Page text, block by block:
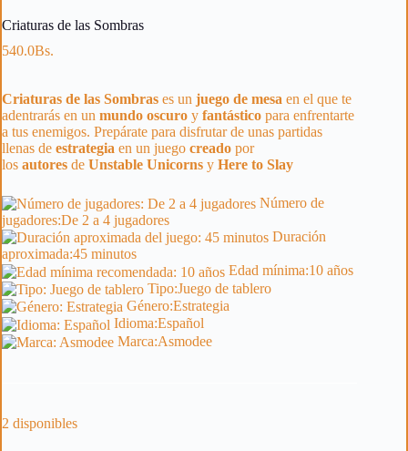
Criaturas de las Sombras
540.0Bs.
Criaturas de las Sombras es un juego de mesa en el que te
adentrarás en un mundo oscuro y fantástico para enfrentarte
a tus enemigos. Prepárate para disfrutar de unas partidas
llenas de estrategia en un juego creado por
los autores de Unstable Unicorns y Here to Slay
Número de
jugadores:De 2 a 4 jugadores
Duración
aproximada:45 minutos
Edad mínima:10 años
Tipo:Juego de tablero
Género:Estrategia
Idioma:Español
Marca:Asmodee
2 disponibles